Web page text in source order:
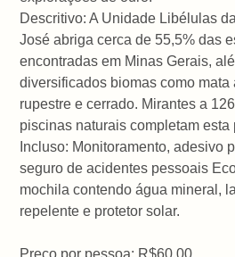
Descritivo: A Unidade Libélulas
José abriga cerca de 55,5% das
encontradas em Minas Gerais,
diversificados biomas como mata
rupestre e cerrado. Mirantes a
piscinas naturais completam esta
Incluso: Monitoramento, adesivo
seguro de acidentes pessoais
mochila contendo água mineral,
repelente e protetor solar.